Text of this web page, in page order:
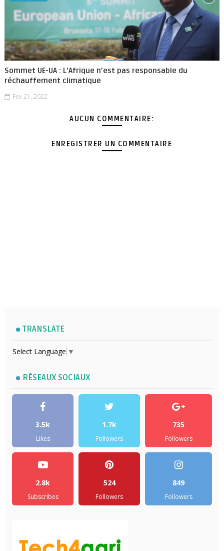
Sommet UE-UA : L’Afrique n’est pas responsable du
réchauffement climatique
Fev 21, 2022
AUCUN COMMENTAIRE:
ENREGISTRER UN COMMENTAIRE
TRANSLATE
Select Language ▼
RÉSEAUX SOCIAUX
3.5k
Likes
1.7k
Followers
735
Followers
2.8k
Subscribes
524
Followers
849
Followers